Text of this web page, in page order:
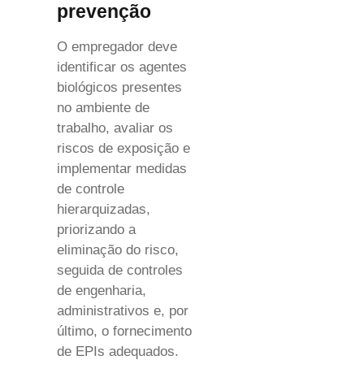
prevenção
O empregador deve
identificar os agentes
biológicos presentes
no ambiente de
trabalho, avaliar os
riscos de exposição e
implementar medidas
de controle
hierarquizadas,
priorizando a
eliminação do risco,
seguida de controles
de engenharia,
administrativos e, por
último, o fornecimento
de EPIs adequados.